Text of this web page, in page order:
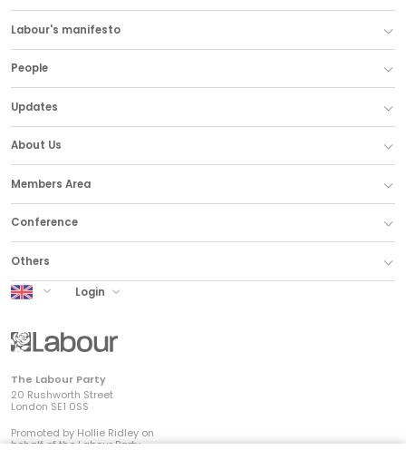
Labour's manifesto
People
Updates
About Us
Members Area
Conference
Others
UK Labour
Login
The Labour Party
20 Rushworth Street
London SE1 0SS
Promoted by Hollie Ridley on
behalf of the Labour Party,